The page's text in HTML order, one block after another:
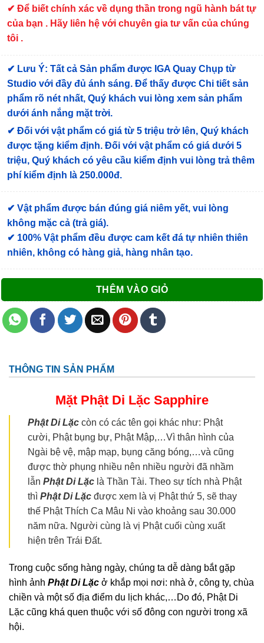
✔ Để biết chính xác về dụng thần trong ngũ hành bát tự
của bạn . Hãy liên hệ với chuyên gia tư vấn của chúng
tôi .
✔ Lưu Ý: Tất cả Sản phẩm được IGA Quay Chụp từ
Studio với đầy đủ ánh sáng. Để thấy được Chi tiết sản
phẩm rõ nét nhất, Quý khách vui lòng xem sản phẩm
dưới ánh nắng mặt trời.
✔ Đối với vật phẩm có giá từ 5 triệu trở lên, Quý khách
được tặng kiểm định. Đối với vật phẩm có giá dưới 5
triệu, Quý khách có yêu cầu kiểm định vui lòng trả thêm
phí kiểm định là 250.000đ.
✔ Vật phẩm được bán đúng giá niêm yết, vui lòng
không mặc cả (trả giá).
✔ 100% Vật phẩm đều được cam kết đá tự nhiên thiên
nhiên, không có hàng giả, hàng nhân tạo.
THÊM VÀO GIỎ
THÔNG TIN SẢN PHẨM
Mặt Phật Di Lặc Sapphire
Phật Di Lặc còn có các tên gọi khác như: Phật
cười, Phật bụng bự, Phật Mập,…Vì thân hình của
Ngài bệ vệ, mập mạp, bụng căng bóng,…và cũng
được thờ phụng nhiều nên nhiều người đã nhầm
lẫn Phật Di Lặc là Thần Tài. Theo sự tích nhà Phật
thì Phật Di Lặc được xem là vị Phật thứ 5, sẽ thay
thế Phật Thích Ca Mâu Ni vào khoảng sau 30.000
năm nữa. Người cùng là vị Phật cuối cùng xuất
hiện trên Trái Đất.
Trong cuộc sống hàng ngày, chúng ta dễ dàng bắt gặp
hình ảnh Phật Di Lặc ở khắp mọi nơi: nhà ở, công ty, chùa
chiền và một số địa điểm du lịch khác,…Do đó, Phật Di
Lặc cũng khá quen thuộc với số đông con người trong xã
hội.